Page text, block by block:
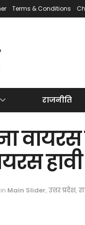
Terms & Conditions
राजनीति
in Main Slider, उत्तर प्रदेश,